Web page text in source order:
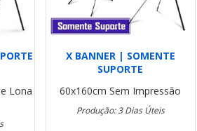
Lona
X BANNER | SOMENTE
SUPORTE
60x160cm Sem Impressão
Produção: 3 Dias Úteis